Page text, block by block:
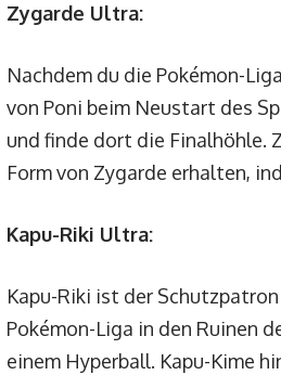
Zygarde Ultra:
Nachdem du die Pokémon-
von Poni beim Neustart des
und finde dort die Finalhöhle.
Form von Zygarde erhalten,
Kapu-Riki Ultra:
Kapu-Riki ist der
Pokémon-Liga in den Ruinen
einem Hyperball. Kapu-Kime